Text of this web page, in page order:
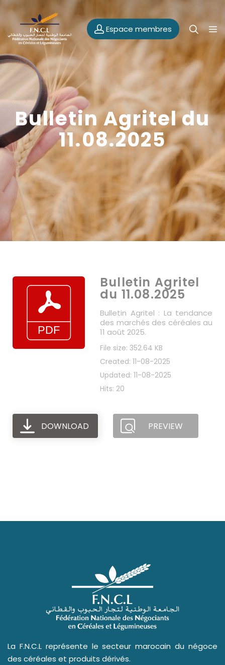
Espace membres
Bulletin Agritel du
11.08.2025
Bulletin Agritel
du 11.08.2025
Bulletin Agritel : La tendance
des marchés des céréales au
11 août 2025.
File size: 352.64 KB
Created: 11-08-2025
Updated: 11-08-2025
Hits: 20
DOWNLOAD PREVIEW
La F.N.C.L représente le secteur marocain du négoce
des céréales et produits dérivés.